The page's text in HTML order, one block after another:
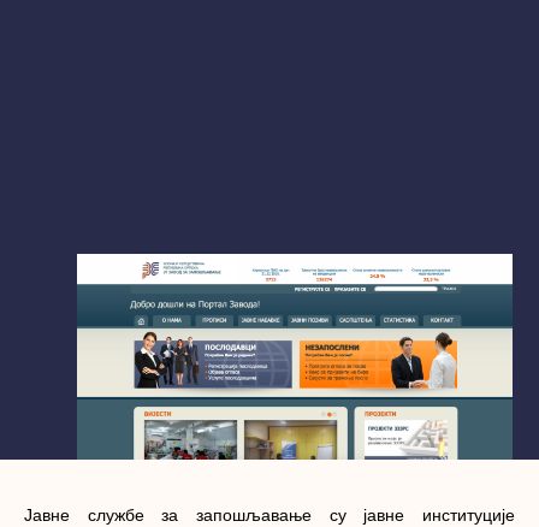
Јавне службе за запошљавање су јавне институције